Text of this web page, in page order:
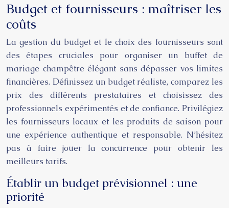
Budget et fournisseurs : maîtriser les
coûts
La gestion du budget et le choix des fournisseurs sont
des étapes cruciales pour organiser un buffet de
mariage champêtre élégant sans dépasser vos limites
financières. Définissez un budget réaliste, comparez les
prix des différents prestataires et choisissez des
professionnels expérimentés et de confiance. Privilégiez
les fournisseurs locaux et les produits de saison pour
une expérience authentique et responsable. N’hésitez
pas à faire jouer la concurrence pour obtenir les
meilleurs tarifs.
Établir un budget prévisionnel : une
priorité